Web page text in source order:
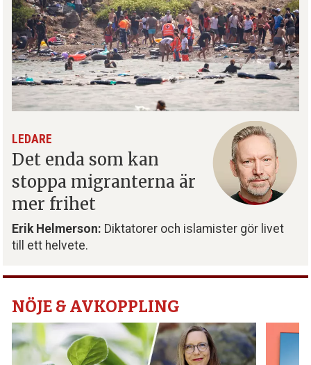
LEDARE
Det enda som kan
stoppa migranterna är
mer frihet
Erik Helmerson: Diktatorer och islamister gör livet
till ett helvete.
NÖJE & AVKOPPLING